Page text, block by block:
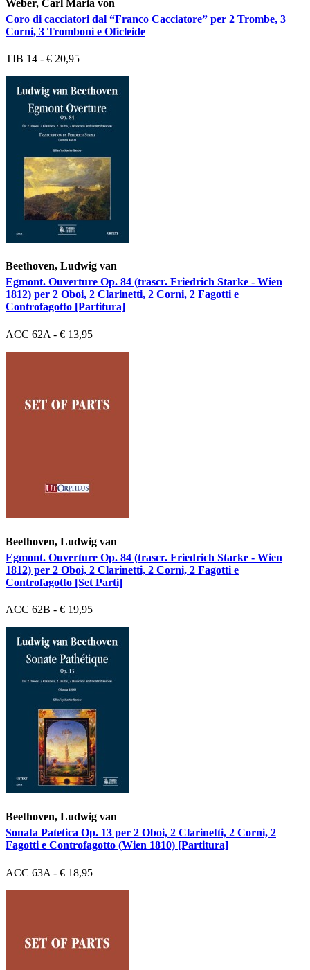
Weber, Carl Maria von
Coro di cacciatori dal “Franco Cacciatore” per 2 Trombe, 3
Corni, 3 Tromboni e Oficleide
TIB 14 - € 20,95
Beethoven, Ludwig van
Egmont. Ouverture Op. 84 (trascr. Friedrich Starke - Wien
1812) per 2 Oboi, 2 Clarinetti, 2 Corni, 2 Fagotti e
Controfagotto [Partitura]
ACC 62A - € 13,95
Beethoven, Ludwig van
Egmont. Ouverture Op. 84 (trascr. Friedrich Starke - Wien
1812) per 2 Oboi, 2 Clarinetti, 2 Corni, 2 Fagotti e
Controfagotto [Set Parti]
ACC 62B - € 19,95
Beethoven, Ludwig van
Sonata Patetica Op. 13 per 2 Oboi, 2 Clarinetti, 2 Corni, 2
Fagotti e Controfagotto (Wien 1810) [Partitura]
ACC 63A - € 18,95